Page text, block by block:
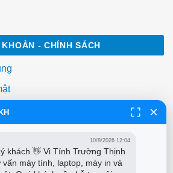
- CHÍNH SÁCH
10/8/2026 12:04
khách 👋 Vi Tính Trường Thịnh
vấn máy tính, laptop, máy in và